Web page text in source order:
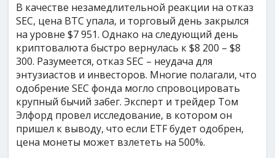
В качестве незамедлительной реакции на отказ
SEC, цена BTC упала, и торговый день закрылся
на уровне $7 951. Однако на следующий день
криптовалюта быстро вернулась к $8 200 – $8
300. Разумеется, отказ SEC – неудача для
энтузиастов и инвесторов. Многие полагали, что
одобрение SEC фонда могло спровоцировать
крупный бычий забег. Эксперт и трейдер Том
Элфорд провел исследование, в котором он
пришел к выводу, что если ETF будет одобрен,
цена монеты может взлететь на 500%.